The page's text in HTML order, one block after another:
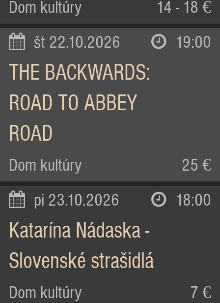
Dom kultúry 14 - 18 €
št 22.10.2026 19:00
THE BACKWARDS:
ROAD TO ABBEY
ROAD
Dom kultúry 25 €
pi 23.10.2026 18:00
Katarína Nádaska -
Slovenské strašidlá
Dom kultúry 7 €